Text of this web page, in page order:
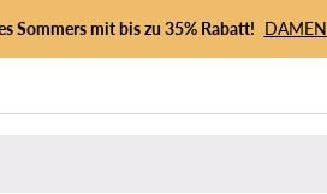
Sommers mit bis zu 35% Rabatt! DAMEN